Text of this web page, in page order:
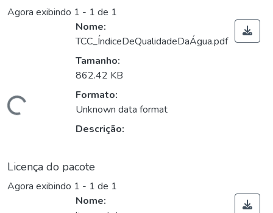
Agora exibindo 1 - 1 de 1
Nome:
TCC_ÍndiceDeQualidadeDaÁgua.pdf
Tamanho:
862.42 KB
Formato:
Unknown data format
Descrição:
Licença do pacote
Agora exibindo 1 - 1 de 1
Nome: